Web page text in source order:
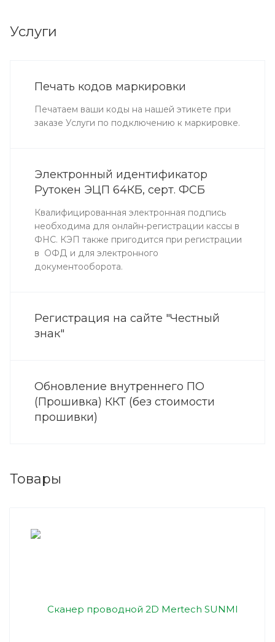
Услуги
Печать кодов маркировки
Печатаем ваши коды на нашей этикете при
заказе Услуги по подключению к маркировке.
Электронный идентификатор
Рутокен ЭЦП 64КБ, серт. ФСБ
Квалифицированная электронная подпись
необходима для онлайн-регистрации кассы в
ФНС. КЭП также пригодится при регистрации
в ОФД и для электронного
документооборота.
Регистрация на сайте "Честный
знак"
Обновление внутреннего ПО
(Прошивка) ККТ (без стоимости
прошивки)
Товары